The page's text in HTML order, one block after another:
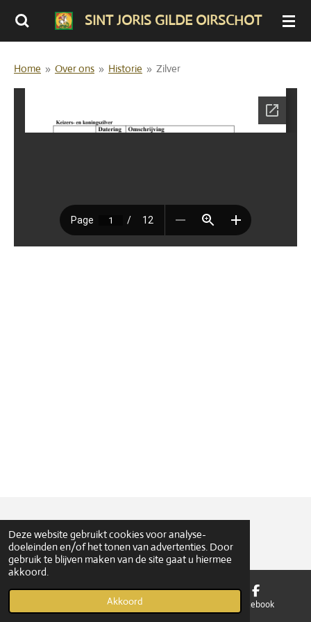
Deze website gebruikt cookies voor analyse-
doeleinden en/of het tonen van advertenties. Door
gebruik te blijven maken van de site gaat u hiermee
akkoord.
Akkoord
Ga
de
hoofdinhoud
SINT JORIS GILDE OIRSCHOT
Home » Over ons » Historie » Zilver
© 2017 Sint Joris Gilde Oirschot
Facebook